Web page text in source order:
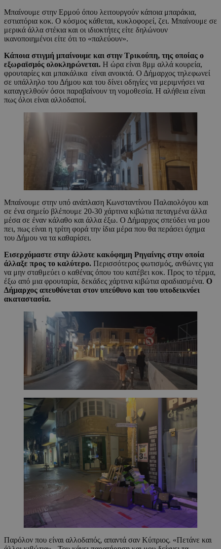
Μπαίνουμε στην Ερμού όπου λειτουργούν κάποια μπαράκια,
εστιατόρια κοκ. Ο κόσμος κάθεται, κυκλοφορεί, ζει. Μπαίνουμε σε
μερικά άλλα στέκια και οι ιδιοκτήτες είτε δηλώνουν
ικανοποιημένοι είτε ότι το «παλεύουν».
Κάποια στιγμή μπαίνουμε και στην Τρικούπη, της οποίας ο
εξωραϊσμός ολοκληρώνεται. Η ώρα είναι 8μμ αλλά κουρεία,
φρουταρίες και μπακάλικα είναι ανοικτά. Ο Δήμαρχος τηλεφωνεί
σε υπάλληλο του Δήμου και του δίνει οδηγίες να μεριμνήσει να
καταγγελθούν όσοι παραβαίνουν τη νομοθεσία. Η αλήθεια είναι
πως όλοι είναι αλλοδαποί.
Μπαίνουμε στην υπό ανάπλαση Κωνσταντίνου Παλαιολόγου και
σε ένα σημείο βλέπουμε 20-30 χάρτινα κιβώτια πεταγμένα άλλα
μέσα σε έναν κάλαθο και άλλα έξω. Ο Δήμαρχος σπεύδει να μου
πει, πως είναι η τρίτη φορά την ίδια μέρα που θα περάσει όχημα
του Δήμου να τα καθαρίσει.
Εισερχόμαστε στην άλλοτε κακόφημη Ρηγαίνης στην οποία
άλλαξε προς το καλύτερο. Περισσότερος φωτισμός, ανθώνες για
να μην σταθμεύει ο καθένας όπου του κατέβει κοκ. Προς το τέρμα,
έξω από μια φρουταρία, δεκάδες χάρτινα κιβώτια αραδιασμένα. Ο
Δήμαρχος απευθύνεται στον υπεύθυνο και του υποδεικνύει
ακαταστασία.
Παρόλον που είναι αλλοδαπός, απαντά σαν Κύπριος. «Πετάνε και